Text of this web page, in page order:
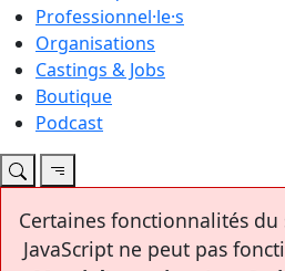
Professionnel·le·s
Organisations
Castings & Jobs
Boutique
Podcast
Certaines fonctionnalités du
JavaScript ne peut pas